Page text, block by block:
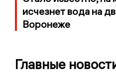
исчезнет вода на
Воронеже
Главные